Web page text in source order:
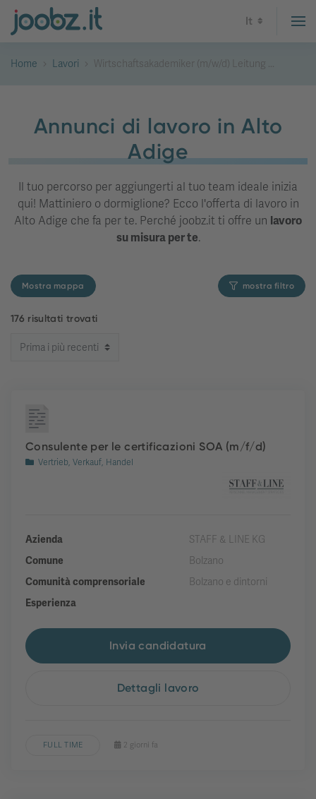
It
Home Lavori Wirtschaftsakademiker (m/w/d) Leitung ...
Annunci di lavoro in Alto
Adige
Il tuo percorso per aggiungerti al tuo team ideale inizia
qui! Mattiniero o dormiglione? Ecco l'offerta di lavoro in
Alto Adige che fa per te. Perché joobz.it ti offre un lavoro
su misura per te.
Mostra mappa mostra filtro
176 risultati trovati
Consulente per le certificazioni SOA (m/f/d)
Vertrieb, Verkauf, Handel
Azienda
STAFF & LINE KG
Comune
Bolzano
Comunità comprensoriale
Bolzano e dintorni
Esperienza
Invia candidatura
Dettagli lavoro
FULL TIME 2 giorni fa